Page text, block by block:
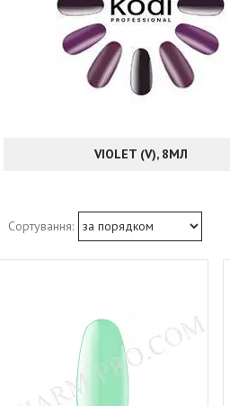
VIOLET (V), 8МЛ